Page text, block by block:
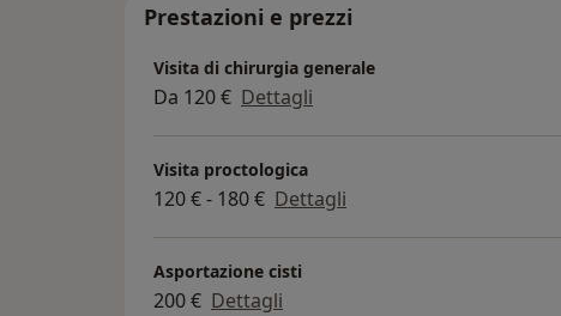
Prestazioni e prezzi
Visita di chirurgia generale
Da 120 € Dettagli
Visita proctologica
120 € - 180 € Dettagli
Asportazione cisti
200 € Dettagli